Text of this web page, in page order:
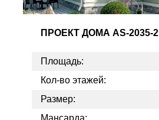
ПРОЕКТ ДОМА AS-2035-2
Площадь:
Кол-во этажей:
Размер:
Мансарда: